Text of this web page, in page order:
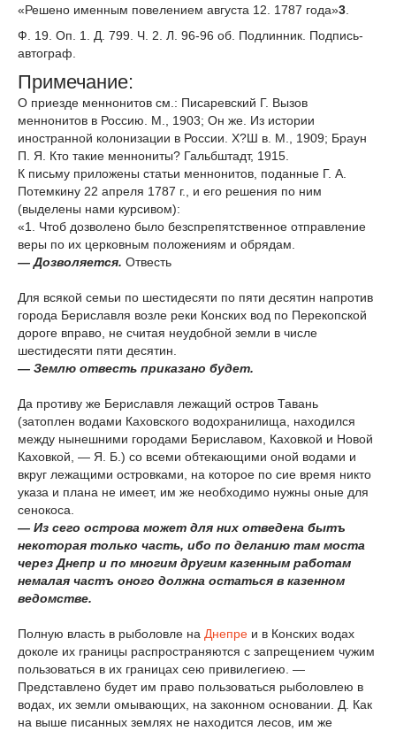
«Решено именным повелением августа 12. 1787 года»3
Ф. 19. Оп. 1. Д. 799. Ч. 2. Л. 96-96 об. Подлинник. Подпись-
автограф.
Примечание:
О приезде меннонитов см.: Писаревский Г. Вызов
меннонитов в Россию. М., 1903; Он же. Из истории
иностранной колонизации в России. Х?Ш в. М., 1909; Браун
П. Я. Кто такие меннониты? Гальбштадт, 1915.
К письму приложены статьи меннонитов, поданные Г. А.
Потемкину 22 апреля 1787 г., и его решения по ним
(выделены нами курсивом):
«1. Чтоб дозволено было безспрепятственное отправление
веры по их церковным положениям и обрядам.
— Дозволяется. Отвесть
Для всякой семьи по шестидесяти по пяти десятин напротив
города Бериславля возле реки Конских вод по Перекопской
дороге вправо, не считая неудобной земли в числе
шестидесяти пяти десятин.
— Землю отвесть приказано будет.
Да противу же Бериславля лежащий остров Тавань
(затоплен водами Каховского водохранилища, находился
между нынешними городами Бериславом, Каховкой и Новой
Каховкой, — Я. Б.) со всеми обтекающими оной водами и
вкруг лежащими островками, на которое по сие время никто
указа и плана не имеет, им же необходимо нужны оные для
сенокоса.
— Из сего острова может для них отведена бытъ
некоторая только часть, ибо по деланию там моста
через Днепр и по многим другим казенным работам
немалая частъ оного должна остаться в казенном
ведомстве.
Полную власть в рыболовле на Днепре и в Конских водах
доколе их границы распространяются с запрещением чужим
пользоваться в их границах сею привилегиею. —
Представлено будет им право пользоваться рыболовлею в
водах, их земли омывающих, на законном основании. Д. Как
на выше писанных землях не находится лесов, им же